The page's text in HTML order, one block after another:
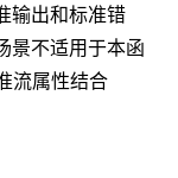
输出和标准错
景不适用于本函
流属性结合